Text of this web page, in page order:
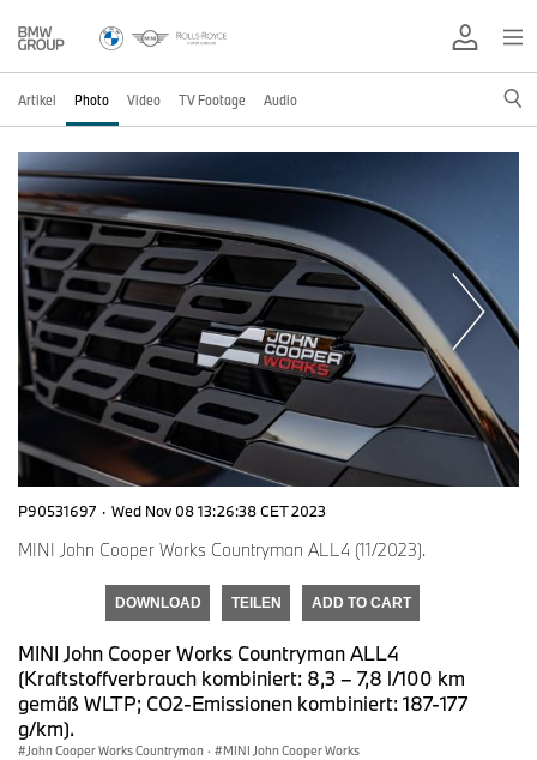
Artikel Photo Video TV Footage Audio
P90531697 · Wed Nov 08 13:26:38 CET 2023
MINI John Cooper Works Countryman ALL4 (11/2023).
DOWNLOAD TEILEN ADD TO CART
MINI John Cooper Works Countryman ALL4
(Kraftstoffverbrauch kombiniert: 8,3 – 7,8 l/100 km
gemäß WLTP; CO2-Emissionen kombiniert: 187-177
g/km).
John Cooper Works Countryman · MINI John Cooper Works